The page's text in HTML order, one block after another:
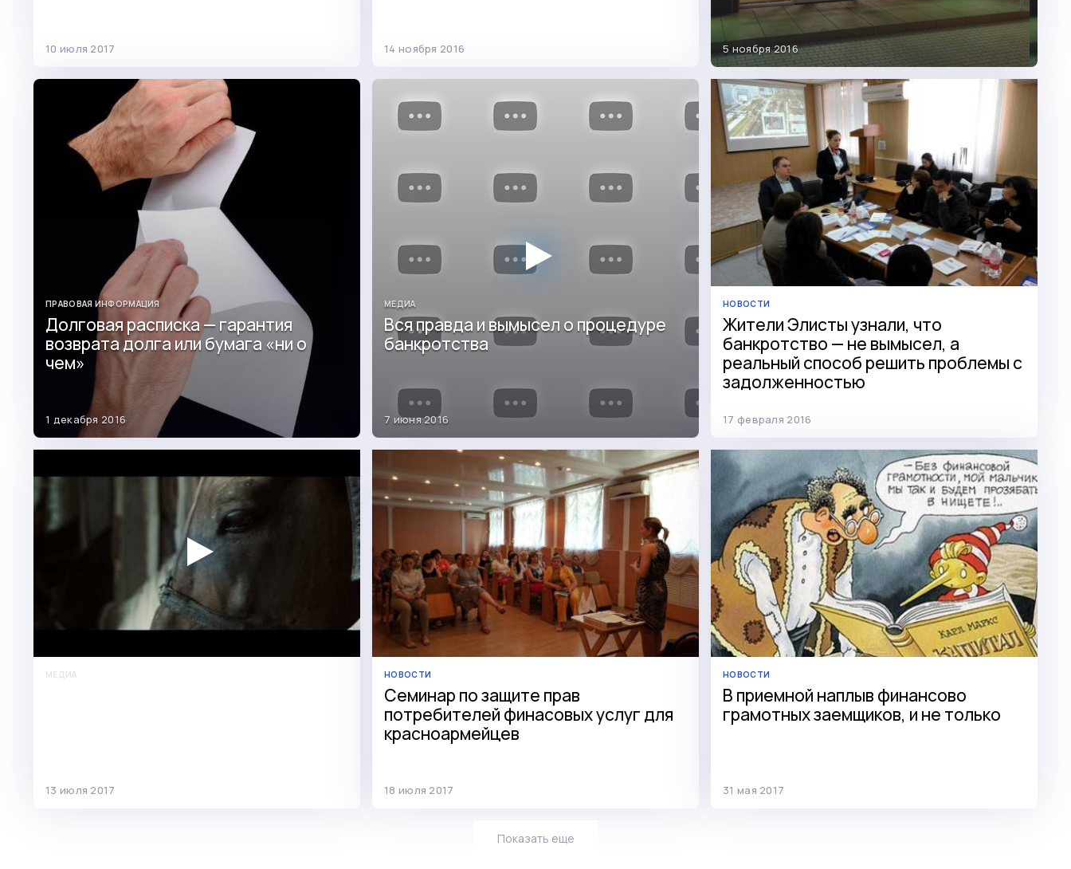
10 июля 2017 14 ноября 2016 5 ноября 2016
ПРАВОВАЯ ИНФОРМАЦИЯ
Долговая расписка — гарантия
возврата долга или бумага «ни о
чем»
1 декабря 2016
МЕДИА
Вся правда и вымысел о процедуре
банкротства
7 июня 2016
НОВОСТИ
Жители Элисты узнали, что
банкротство — не вымысел, а
реальный способ решить проблемы с
задолженностью
17 февраля 2016
МЕДИА
13 июля 2017
НОВОСТИ
Семинар по защите прав
потребителей финасовых услуг для
красноармейцев
18 июля 2017
НОВОСТИ
В приемной наплыв финансово
грамотных заемщиков, и не только
31 мая 2017
Показать еще